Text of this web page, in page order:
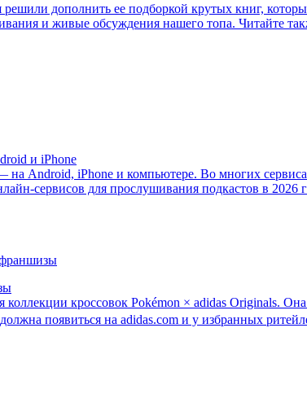
дополнить ее подборкой крутых книг,
и живые обсуждения нашего топа.
и iPhone
Android, iPhone и компьютере. Во многих
сервисов для прослушивания подкастов в 2026
коллекции кроссовок Pokémon × adidas Originals.
появиться на adidas.com и у избранных